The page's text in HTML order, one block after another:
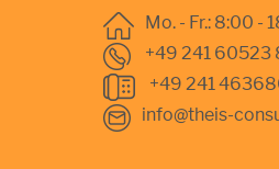
Mo. - Fr.: 8:00 -
+49 241 60523
+49 241
info@theis-